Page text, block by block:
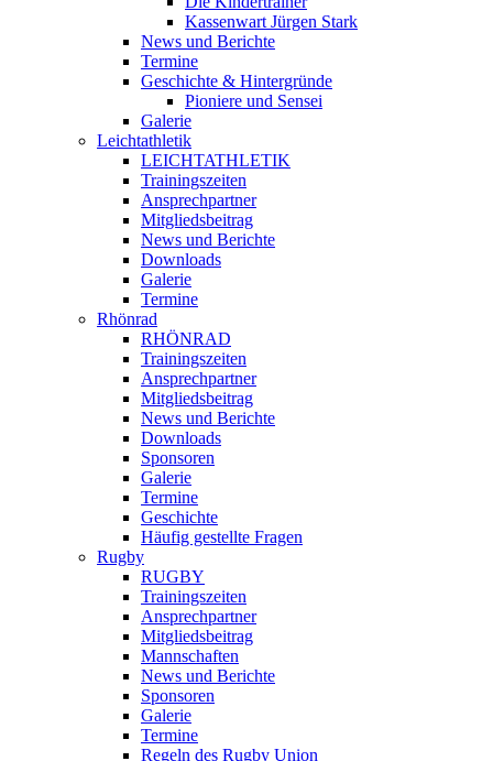
Kassenwart Jürgen Stark
News und Berichte
Termine
Geschichte & Hintergründe
Pioniere und Sensei
Galerie
Leichtathletik
LEICHTATHLETIK
Trainingszeiten
Ansprechpartner
Mitgliedsbeitrag
News und Berichte
Downloads
Galerie
Termine
Rhönrad
RHÖNRAD
Trainingszeiten
Ansprechpartner
Mitgliedsbeitrag
News und Berichte
Downloads
Sponsoren
Galerie
Termine
Geschichte
Häufig gestellte Fragen
Rugby
RUGBY
Trainingszeiten
Ansprechpartner
Mitgliedsbeitrag
Mannschaften
News und Berichte
Sponsoren
Galerie
Termine
Regeln des Rugby Union